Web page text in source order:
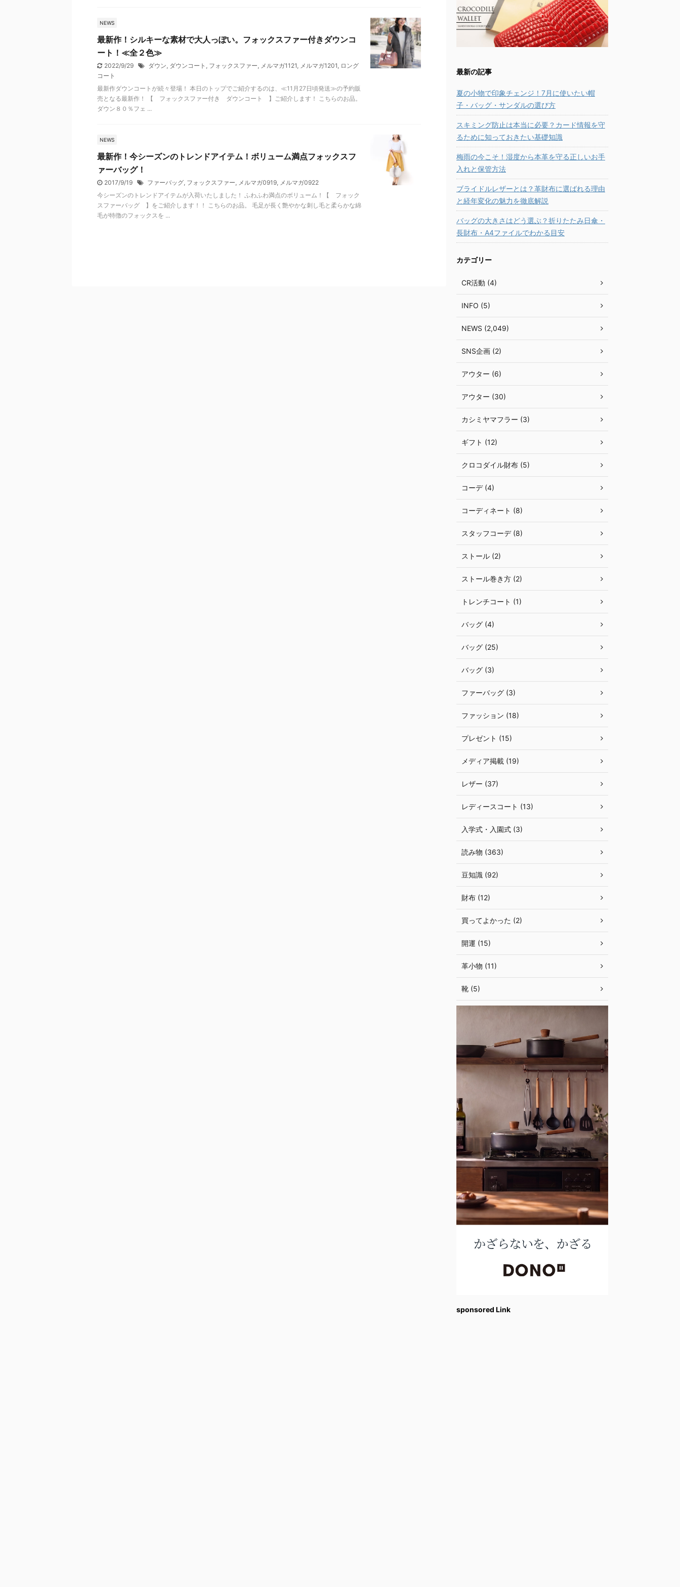
NEWS
最新作！シルキーな素材で大人っぽい。フォックスファー付きダウンコ
ート！≪全２色≫
2022/9/29 ダウン, ダウンコート , フォックスファー, メルマガ1121, メルマガ1201, ロング
コート
最新作ダウンコートが続々登場！ 本日のトップでご紹介するのは、≪11月27日頃発送≫の予約販
売となる最新作！ 【 フォックスファー付き ダウンコート 】ご紹介します！ こちらのお品。
ダウン８０％フェ ...
NEWS
最新作！今シーズンのトレンドアイテム！ボリューム満点フォックスフ
ァーバッグ！
2017/9/19 ファーバッグ, フォックスファー, メルマガ0919, メルマガ0922
今シーズンのトレンドアイテムが入荷いたしました！ ふわふわ満点のボリューム！【 フォック
スファーバッグ 】をご紹介します！！ こちらのお品。 毛足が長く艶やかな刺し毛と柔らかな綿
毛が特徴のフォックスを ...
最新の記事
夏の小物で印象チェンジ！7月に使いたい帽
子・バッグ・サンダルの選び方
スキミング防止は本当に必要？カード情報を守
るために知っておきたい基礎知識
梅雨の今こそ！湿度から本革を守る正しいお手
入れと保管方法
ブライドルレザーとは？革財布に選ばれる理由
と経年変化の魅力を徹底解説
バッグの大きさはどう選ぶ？折りたたみ日傘・
長財布・A4ファイルでわかる目安
カテゴリー
CR活動 (4)
INFO (5)
NEWS (2,049)
SNS企画 (2)
アウター (6)
アウター (30)
カシミヤマフラー (3)
ギフト (12)
クロコダイル財布 (5)
コーデ (4)
コーディネート (8)
スタッフコーデ (8)
ストール (2)
ストール巻き方 (2)
トレンチコート (1)
バッグ (4)
バッグ (25)
バッグ (3)
ファーバッグ (3)
ファッション (18)
プレゼント (15)
メディア掲載 (19)
レザー (37)
レディースコート (13)
入学式・入園式 (3)
読み物 (363)
豆知識 (92)
財布 (12)
買ってよかった (2)
開運 (15)
革小物 (11)
靴 (5)
sponsored Link